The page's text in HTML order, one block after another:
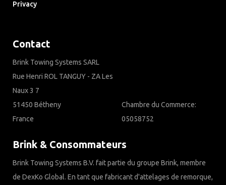
Privacy
Contact
Brink Towing Systems SARL
Rue Henri ROL TANGUY - ZA Les
Naux 3 7
51450 Bétheny
France
Chambre du Commerce:
05058752
Brink & Consommateurs
Brink Towing Systems B.V. fait partie du groupe Brink, membre
de DexKo Global. En tant que fabricant d'attelages de remorque,